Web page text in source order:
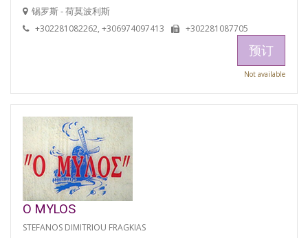
锡罗斯 - 荷莫波利斯
+302281082262, +306974097413 +302281087705
预订
Not available
O MYLOS
STEFANOS DIMITRIOU FRAGKIAS